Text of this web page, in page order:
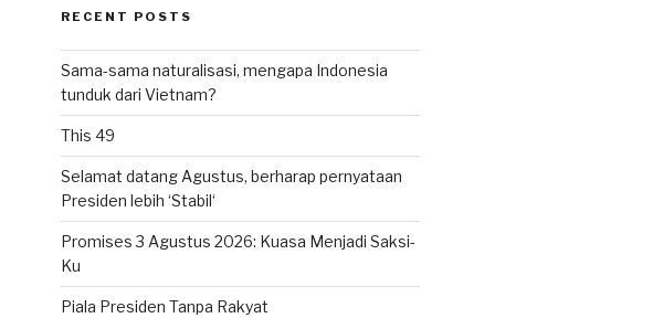
RECENT POSTS
Sama-sama naturalisasi, mengapa Indonesia
tunduk dari Vietnam?
This 49
Selamat datang Agustus, berharap pernyataan
Presiden lebih ‘Stabil‘
Promises 3 Agustus 2026: Kuasa Menjadi Saksi-
Ku
Piala Presiden Tanpa Rakyat